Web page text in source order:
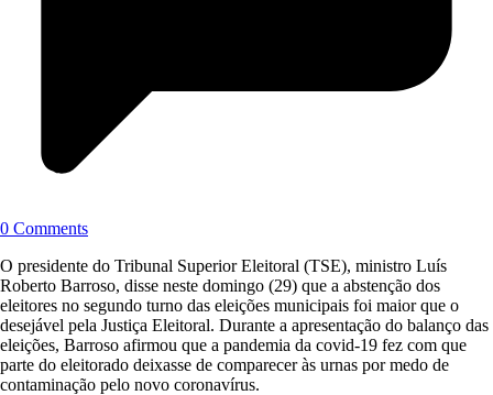
0 Comments
O presidente do Tribunal Superior Eleitoral (TSE), ministro Luís
Roberto Barroso, disse neste domingo (29) que a abstenção dos
eleitores no segundo turno das eleições municipais foi maior que o
desejável pela Justiça Eleitoral. Durante a apresentação do balanço das
eleições, Barroso afirmou que a pandemia da covid-19 fez com que
parte do eleitorado deixasse de comparecer às urnas por medo de
contaminação pelo novo coronavírus.